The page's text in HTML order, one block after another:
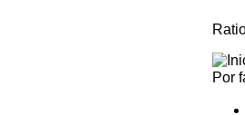
Por